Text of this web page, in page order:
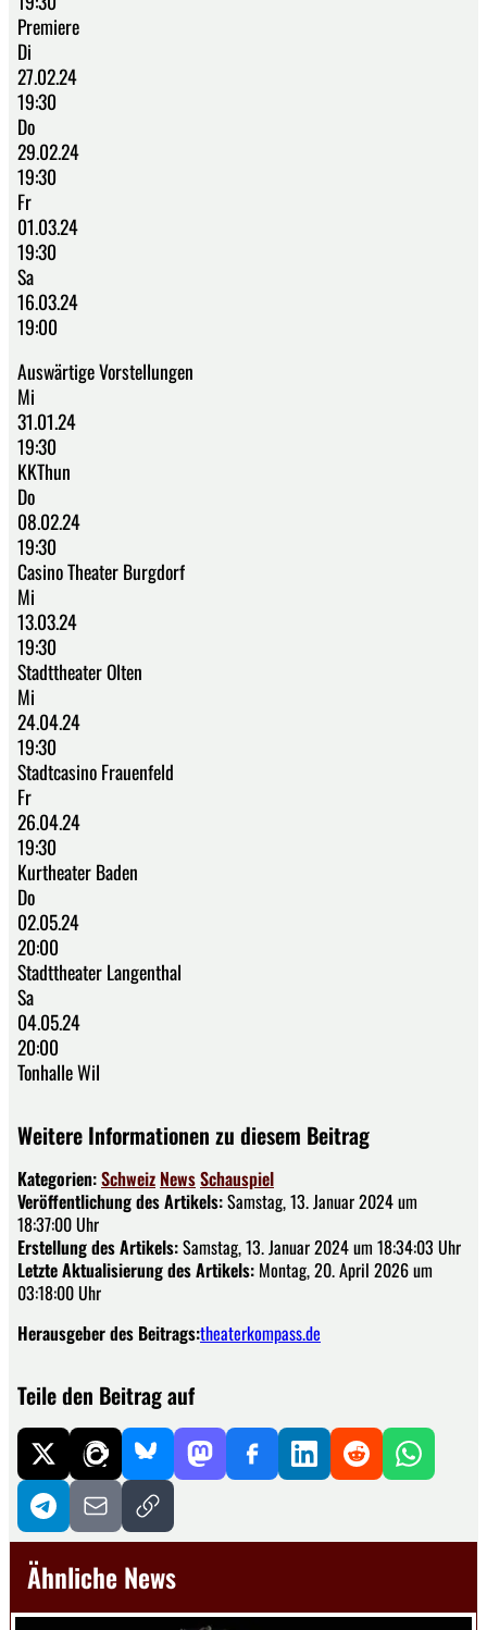
Premiere
Di
27.02.24
19:30
Do
29.02.24
19:30
Fr
01.03.24
19:30
Sa
16.03.24
19:00
Auswärtige Vorstellungen
Mi
31.01.24
19:30
KKThun
Do
08.02.24
19:30
Casino Theater Burgdorf
Mi
13.03.24
19:30
Stadttheater Olten
Mi
24.04.24
19:30
Stadtcasino Frauenfeld
Fr
26.04.24
19:30
Kurtheater Baden
Do
02.05.24
20:00
Stadttheater Langenthal
Sa
04.05.24
20:00
Tonhalle Wil
Weitere Informationen zu diesem Beitrag
Kategorien:Schweiz NewsSchauspiel
Veröffentlichung des Artikels:Samstag, 13. Januar 2024 um
18:37:00 Uhr
Erstellung des Artikels:Samstag, 13. Januar 2024 um 18:34:03 Uhr
Letzte Aktualisierung des Artikels: Montag, 20. April 2026 um
03:18:00 Uhr
Herausgeber des Beitrags:theaterkompass.de
Teile den Beitrag auf
Ähnliche News